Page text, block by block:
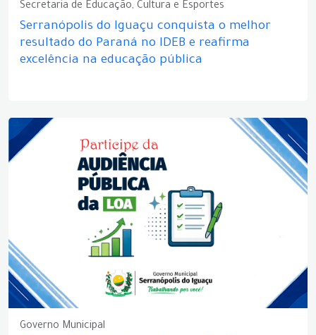
Secretaria de Educação, Cultura e Esportes
Serranópolis do Iguaçu conquista o melhor
resultado do Paraná no IDEB e reafirma
excelência na educação pública
Governo Municipal